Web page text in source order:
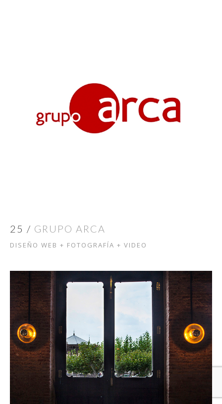
25 / GRUPO ARCA
DISEÑO WEB + FOTOGRAFÍA + VIDEO